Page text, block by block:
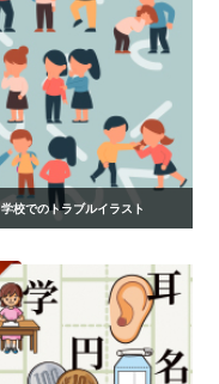
学校でのトラブルイラスト